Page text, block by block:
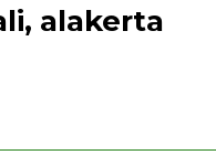
alakerta